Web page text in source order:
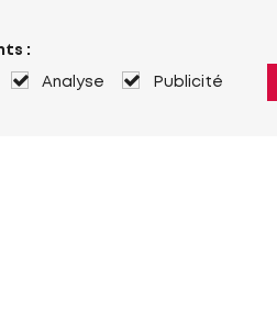
:
Analyse Publicité